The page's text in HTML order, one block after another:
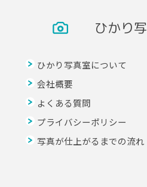
ひかり
ひかり写真室について
会社概要
よくある質問
プライバシーポリシー
写真が仕上がるまでの流れ